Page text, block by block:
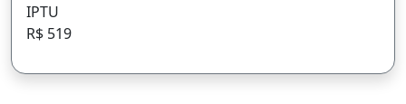
IPTU
R$ 519